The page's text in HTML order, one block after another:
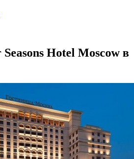
Hotel Moscow в